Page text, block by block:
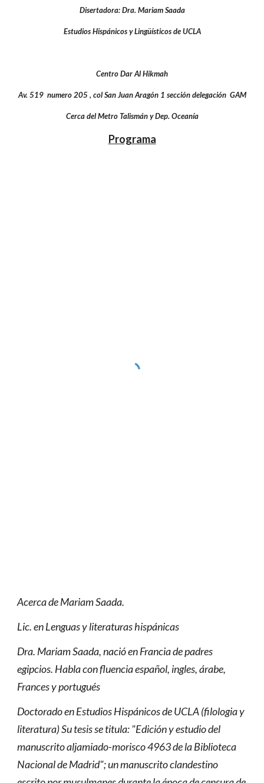
Disertadora: Dra. Mariam Saada
Estudios Hispánicos y Lingüísticos de UCLA
Centro Dar Al Hikmah
Av. 519 numero 205 , col San Juan Aragón 1 sección delegación GAM
Cerca del Metro Talismán y Dep. Oceanía
Programa
Acerca de Mariam Saada.
Lic. en Lenguas y literaturas hispánicas
Dra. Mariam Saada, nació en Francia de padres
egipcios. Habla con fluencia español, ingles, árabe,
Frances y portugués
Doctorado en Estudios Hispánicos de UCLA (filologia y
literatura) Su tesis se titula: "Edición y estudio del
manuscrito aljamiado-morisco 4963 de la Biblioteca
Nacional de Madrid"; un manuscrito clandestino